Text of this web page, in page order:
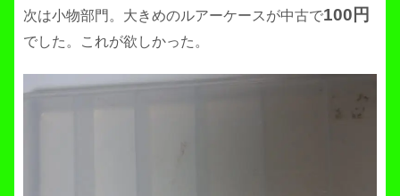
次は小物部門。大きめのルアーケースが中古で100円
でした。これが欲しかった。